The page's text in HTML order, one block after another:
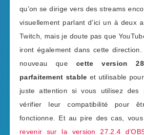
qu’on se dirige vers des streams
visuellement parlant d’ici un à deux
Twitch, mais je doute pas que
iront également dans cette
nouveau que cette version
parfaitement stable et utilisable
juste attention si vous utilisez des
vérifier leur compatibilité pour
fonctionne. Et au pire des cas,
revenir sur la version 27.2.4